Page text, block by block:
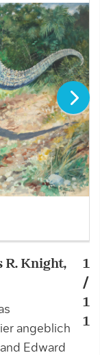
R. Knight,
angeblich
Edward
1
/
1
1